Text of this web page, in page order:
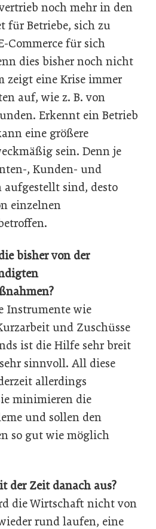
noch mehr in den
für Betriebe, sich zu
Commerce für sich
dies bisher noch nicht
zeigt eine Krise immer
auf, wie z. B. von
Erkennt ein Betrieb
eine größere
sein. Denn je
, Kunden- und
sind, desto
einzelnen
bisher von der
Instrumente wie
und Zuschüsse
ist die Hilfe sehr breit
sinnvoll. All diese
allerdings
minimieren die
und sollen den
so gut wie möglich
der Zeit danach aus?
die Wirtschaft nicht von
rund laufen, eine